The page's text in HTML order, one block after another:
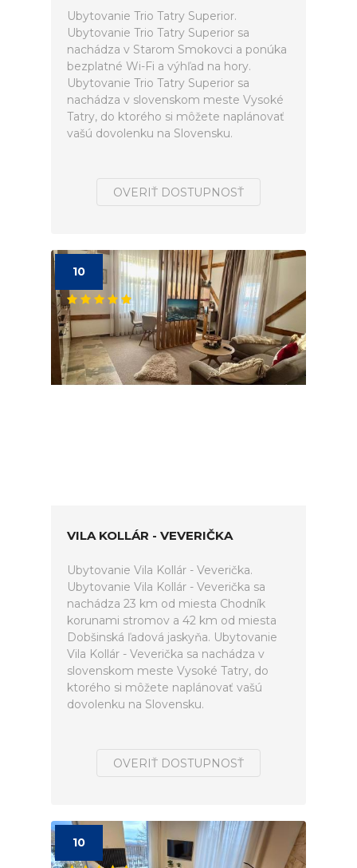
Ubytovanie Trio Tatry Superior.
Ubytovanie Trio Tatry Superior sa
nachádza v Starom Smokovci a ponúka
bezplatné Wi-Fi a výhľad na hory.
Ubytovanie Trio Tatry Superior sa
nachádza v slovenskom meste Vysoké
Tatry, do ktorého si môžete naplánovať
vašú dovolenku na Slovensku.
OVERIŤ DOSTUPNOSŤ
10
VILA KOLLÁR - VEVERIČKA
Ubytovanie Vila Kollár - Veverička.
Ubytovanie Vila Kollár - Veverička sa
nachádza 23 km od miesta Chodník
korunami stromov a 42 km od miesta
Dobšinská ľadová jaskyňa. Ubytovanie
Vila Kollár - Veverička sa nachádza v
slovenskom meste Vysoké Tatry, do
ktorého si môžete naplánovať vašú
dovolenku na Slovensku.
OVERIŤ DOSTUPNOSŤ
10